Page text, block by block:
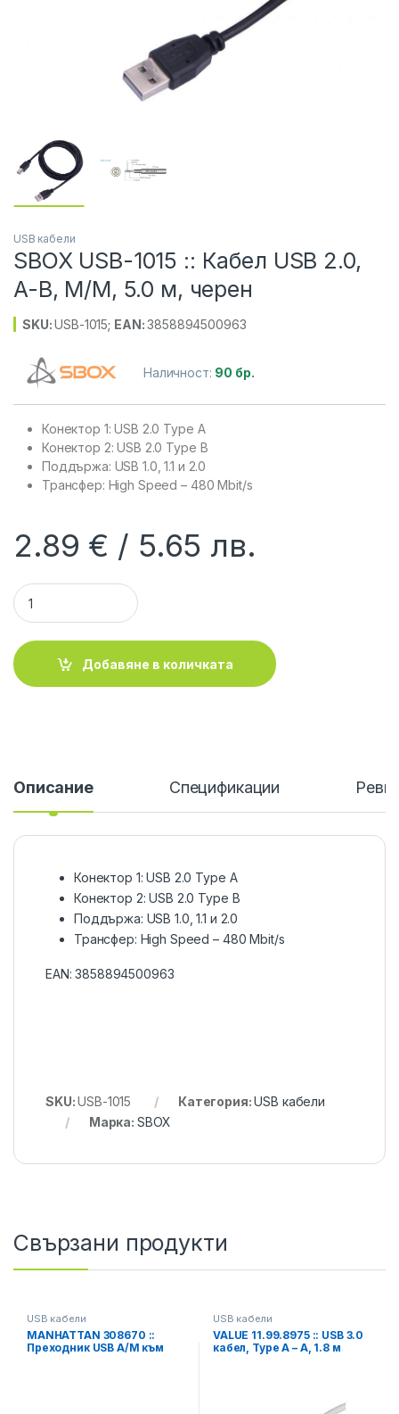
USB кабели
SBOX USB-1015 :: Кабел USB 2.0,
A-B, M/M, 5.0 м, черен
SKU:USB-1015; EAN:3858894500963
Наличност: 90 бр.
Конектор 1: USB 2.0 Type A
Конектор 2: USB 2.0 Type B
Поддържа: USB 1.0, 1.1 и 2.0
Трансфер: High Speed – 480 Mbit/s
2.89 € 5.65 лв.
SBOX USB-1015 :: Кабел USB 2.0, A-B, M/M, 5.0 м, черен
Добавяне в количката
Описание Спецификации
Конектор 1: USB 2.0 Type A
Конектор 2: USB 2.0 Type B
Поддържа: USB 1.0, 1.1 и 2.0
Трансфер: High Speed – 480 Mbit/s
EAN: 3858894500963
SKU:USB-1015 Категория:USB кабели
Марка: SBOX
Свързани продукти
USB кабели
MANHATTAN 308670 ::
Преходник USB A/M към
USB кабели
VALUE 11.99.8975 :: USB 3.0
кабел, Type A – A, 1.8 м